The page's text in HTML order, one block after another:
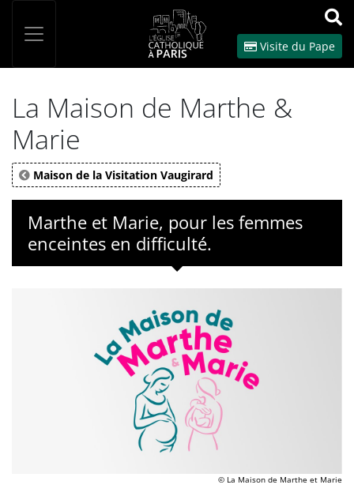
OK
Visite du Pape
La Maison de Marthe &
Marie
Maison de la Visitation Vaugirard
Marthe et Marie, pour les femmes
enceintes en difficulté.
© La Maison de Marthe et Marie
Panneau de gestion des cookies